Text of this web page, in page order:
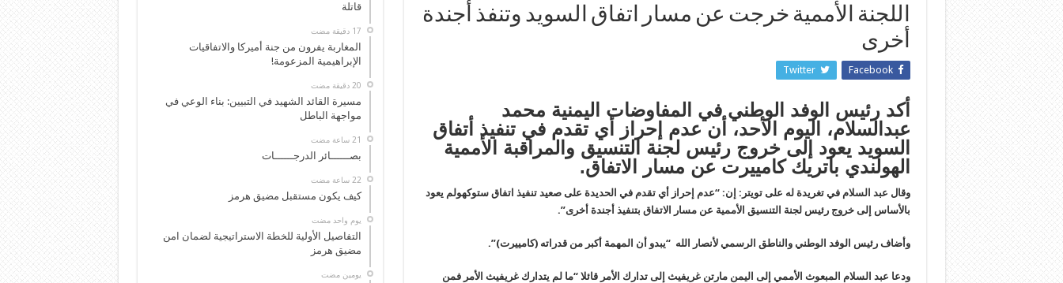
اللجنة الأممية خرجت عن مسار اتفاق السويد وتنفذ أجندة
أخرى
Facebook
Twitter
أكد رئيس الوفد الوطني في المفاوضات اليمنية محمد
عبدالسلام، اليوم الأحد، أن عدم إحراز أي تقدم في تنفيذ أتفاق
السويد يعود إلى خروج رئيس لجنة التنسيق والمراقبة الأممية
الهولندي باتريك كامييرت عن مسار الاتفاق.
وقال عبد السلام في تغريدة له على تويتر: إن: “عدم إحراز أي تقدم في الحديدة على صعيد تنفيذ اتفاق ستوكهولم يعود
بالأساس إلى خروج رئيس لجنة التنسيق الأممية عن مسار الاتفاق بتنفيذ أجندة أخرى”.
وأضاف رئيس الوفد الوطني والناطق الرسمي لأنصار الله “يبدو أن المهمة أكبر من قدراته (كامييرت)”.
ودعا عبد السلام المبعوث الأممي إلى اليمن مارتن غريفيث إلى تدارك الأمر قائلا “ما لم يتدارك غريفيث الأمر فمن
قاتلة
المغاربة يفرون من جنة أميركا والاتفاقيات
الإبراهيمية المزعومة!
مسيرة القائد الشهيد في التبيين: بناء الوعي في
مواجهة الباطل
بصــــــائر الدرجــــــات
كيف يكون مستقبل مضيق هرمز
‏يوم واحد مضت
التفاصيل الأولية للخطة الاستراتيجية لضمان امن
مضيق هرمز
‏يومين مضت